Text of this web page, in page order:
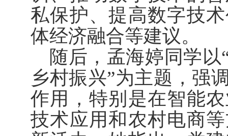
私保护、提高数字技
体经济融合等建议。
随后，孟海婷同学
乡村振兴”为主题，强
作用，特别是在智能
技术应用和农村电商